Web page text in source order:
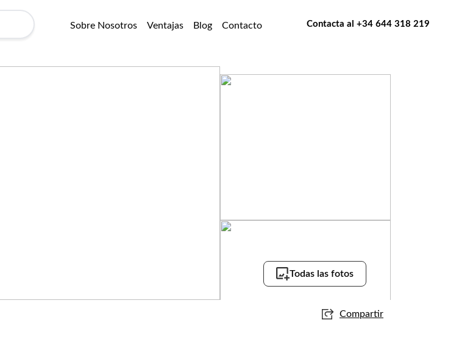
Sobre Nosotros Ventajas Blog Contacto Contacta al +34 644 318 219
Compartir
Todas las fotos